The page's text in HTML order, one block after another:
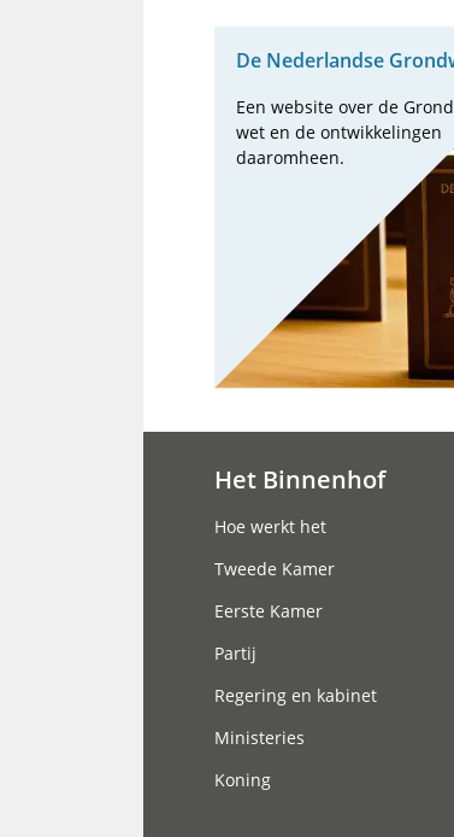
De Neder­landse
Een web­site over de
wet en de ont­wik­ke­lin­gen
daarom­heen.
Het Binnenhof
Hoe werkt het
Tweede Kamer
Eerste Kamer
Partij
Regering en kabinet
Ministeries
Koning